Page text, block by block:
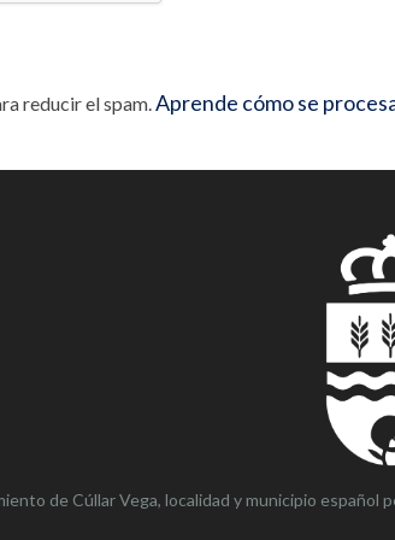
reducir el spam.Aprende cómo se
de Cúllar Vega, localidad y municipio español